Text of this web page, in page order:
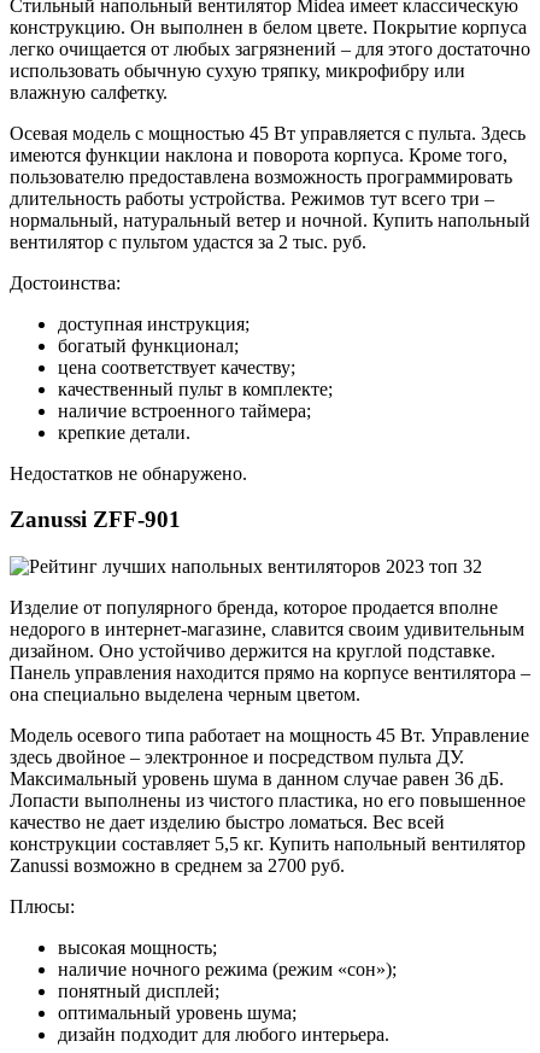
Стильный напольный вентилятор Midea имеет классическую
конструкцию. Он выполнен в белом цвете. Покрытие корпуса
легко очищается от любых загрязнений – для этого достаточно
использовать обычную сухую тряпку, микрофибру или
влажную салфетку.
Осевая модель с мощностью 45 Вт управляется с пульта. Здесь
имеются функции наклона и поворота корпуса. Кроме того,
пользователю предоставлена возможность программировать
длительность работы устройства. Режимов тут всего три –
нормальный, натуральный ветер и ночной. Купить напольный
вентилятор с пультом удастся за 2 тыс. руб.
Достоинства:
доступная инструкция;
богатый функционал;
цена соответствует качеству;
качественный пульт в комплекте;
наличие встроенного таймера;
крепкие детали.
Недостатков не обнаружено.
Zanussi ZFF-901
Изделие от популярного бренда, которое продается вполне
недорого в интернет-магазине, славится своим удивительным
дизайном. Оно устойчиво держится на круглой подставке.
Панель управления находится прямо на корпусе вентилятора –
она специально выделена черным цветом.
Модель осевого типа работает на мощность 45 Вт. Управление
здесь двойное – электронное и посредством пульта ДУ.
Максимальный уровень шума в данном случае равен 36 дБ.
Лопасти выполнены из чистого пластика, но его повышенное
качество не дает изделию быстро ломаться. Вес всей
конструкции составляет 5,5 кг. Купить напольный вентилятор
Zanussi возможно в среднем за 2700 руб.
Плюсы:
высокая мощность;
наличие ночного режима (режим «сон»);
понятный дисплей;
оптимальный уровень шума;
дизайн подходит для любого интерьера.